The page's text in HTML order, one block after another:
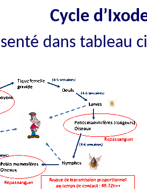
Cycle
dans tableau